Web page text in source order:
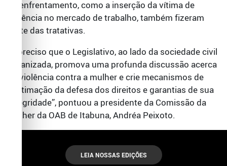
de enfrentamento, como a inserção da vítima de
violência no mercado de trabalho, também fizeram
parte das tratativas.
“É preciso que o Legislativo, ao lado da sociedade civil
organizada, promova uma profunda discussão acerca
da violência contra a mulher e crie mecanismos de
legitimação da defesa dos direitos e garantias de sua
integridade”, pontuou a presidente da Comissão da
Mulher da OAB de Itabuna, Andréa Peixoto.
LEIA NOSSAS EDIÇÕES